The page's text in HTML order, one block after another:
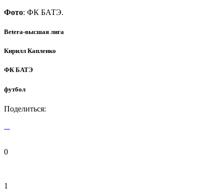
Фото: ФК БАТЭ.
Betera-высшая лига
Кирилл Капленко
ФК БАТЭ
футбол
Поделиться:
0
1